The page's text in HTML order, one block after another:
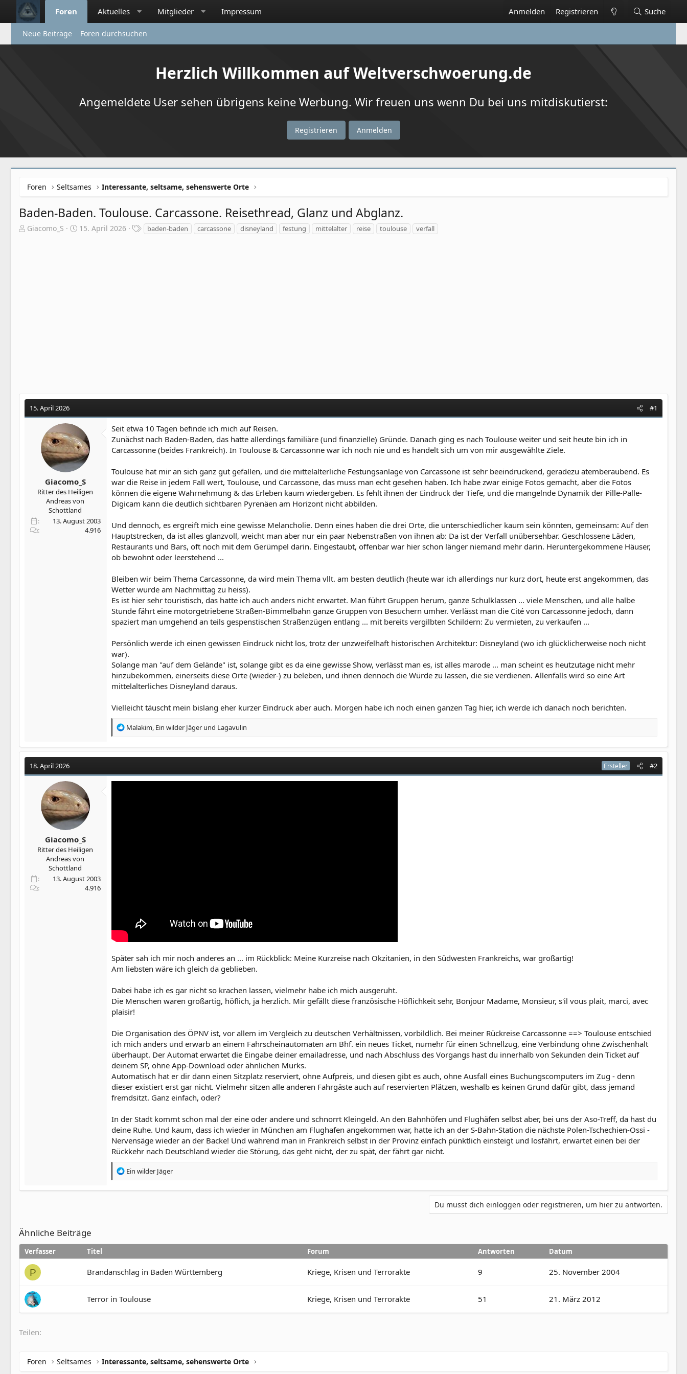
Foren Aktuelles Mitglieder Impressum Anmelden Registrieren Suche
Neue Beiträge Foren durchsuchen
Herzlich Willkommen auf Weltverschwoerung.de
Angemeldete User sehen übrigens keine Werbung. Wir freuen uns wenn Du bei uns mitdiskutierst:
Registrieren Anmelden
Foren Seltsames Interessante, seltsame, sehenswerte Orte
Baden-Baden. Toulouse. Carcassone. Reisethread, Glanz und Abglanz.
E
Giacomo_S
E15. April 2026
S
c
baden-baden carcassone disneyland festung mittelalter reise toulouse verfall
15. April 2026 #1
Giacomo_S
Ritter des Heiligen
Andreas von
Schottland
13. August 2003
4.916
Seit etwa 10 Tagen befinde ich mich auf Reisen.
Zunächst nach Baden-Baden, das hatte allerdings familiäre (und finanzielle) Gründe. Danach ging es nach Toulouse weiter und seit heute bin ich in
Carcassonne (beides Frankreich). In Toulouse & Carcassonne war ich noch nie und es handelt sich um von mir ausgewählte Ziele.
Toulouse hat mir an sich ganz gut gefallen, und die mittelalterliche Festungsanlage von Carcassone ist sehr beeindruckend, geradezu atemberaubend. Es
war die Reise in jedem Fall wert, Toulouse, und Carcassone, das muss man echt gesehen haben. Ich habe zwar einige Fotos gemacht, aber die Fotos
können die eigene Wahrnehmung & das Erleben kaum wiedergeben. Es fehlt ihnen der Eindruck der Tiefe, und die mangelnde Dynamik der Pille-Palle-
Digicam kann die deutlich sichtbaren Pyrenäen am Horizont nicht abbilden.
Und dennoch, es ergreift mich eine gewisse Melancholie. Denn eines haben die drei Orte, die unterschiedlicher kaum sein könnten, gemeinsam: Auf den
Hauptstrecken, da ist alles glanzvoll, weicht man aber nur ein paar Nebenstraßen von ihnen ab: Da ist der Verfall unübersehbar. Geschlossene Läden,
Restaurants und Bars, oft noch mit dem Gerümpel darin. Eingestaubt, offenbar war hier schon länger niemand mehr darin. Heruntergekommene Häuser,
ob bewohnt oder leerstehend ...
Bleiben wir beim Thema Carcassonne, da wird mein Thema vllt. am besten deutlich (heute war ich allerdings nur kurz dort, heute erst angekommen, das
Wetter wurde am Nachmittag zu heiss).
Es ist hier sehr touristisch, das hatte ich auch anders nicht erwartet. Man führt Gruppen herum, ganze Schulklassen ... viele Menschen, und alle halbe
Stunde fährt eine motorgetriebene Straßen-Bimmelbahn ganze Gruppen von Besuchern umher. Verlässt man die Cité von Carcassonne jedoch, dann
spaziert man umgehend an teils gespenstischen Straßenzügen entlang ... mit bereits vergilbten Schildern: Zu vermieten, zu verkaufen ...
Persönlich werde ich einen gewissen Eindruck nicht los, trotz der unzweifelhaft historischen Architektur: Disneyland (wo ich glücklicherweise noch nicht
war).
Solange man "auf dem Gelände" ist, solange gibt es da eine gewisse Show, verlässt man es, ist alles marode ... man scheint es heutzutage nicht mehr
hinzubekommen, einerseits diese Orte (wieder-) zu beleben, und ihnen dennoch die Würde zu lassen, die sie verdienen. Allenfalls wird so eine Art
mittelalterliches Disneyland daraus.
Vielleicht täuscht mein bislang eher kurzer Eindruck aber auch. Morgen habe ich noch einen ganzen Tag hier, ich werde ich danach noch berichten.
R
a
i
o
Malakim, Ein wilder Jäger und Lagavulin
18. April 2026 Ersteller #2
Giacomo_S
Ritter des Heiligen
Andreas von
Schottland
13. August 2003
4.916
Später sah ich mir noch anderes an ... im Rückblick: Meine Kurzreise nach Okzitanien, in den Südwesten Frankreichs, war großartig!
Am liebsten wäre ich gleich da geblieben.
Dabei habe ich es gar nicht so krachen lassen, vielmehr habe ich mich ausgeruht.
Die Menschen waren großartig, höflich, ja herzlich. Mir gefällt diese französische Höflichkeit sehr, Bonjour Madame, Monsieur, s'il vous plait, marci, avec
plaisir!
Die Organisation des ÖPNV ist, vor allem im Vergleich zu deutschen Verhältnissen, vorbildlich. Bei meiner Rückreise Carcassonne ==> Toulouse entschied
ich mich anders und erwarb an einem Fahrscheinautomaten am Bhf. ein neues Ticket, numehr für einen Schnellzug, eine Verbindung ohne Zwischenhalt
überhaupt. Der Automat erwartet die Eingabe deiner emailadresse, und nach Abschluss des Vorgangs hast du innerhalb von Sekunden dein Ticket auf
deinem SP, ohne App-Download oder ähnlichen Murks.
Automatisch hat er dir dann einen Sitzplatz reserviert, ohne Aufpreis, und diesen gibt es auch, ohne Ausfall eines Buchungscomputers im Zug - denn
dieser existiert erst gar nicht. Vielmehr sitzen alle anderen Fahrgäste auch auf reservierten Plätzen, weshalb es keinen Grund dafür gibt, dass jemand
fremdsitzt. Ganz einfach, oder?
In der Stadt kommt schon mal der eine oder andere und schnorrt Kleingeld. An den Bahnhöfen und Flughäfen selbst aber, bei uns der Aso-Treff, da hast du
deine Ruhe. Und kaum, dass ich wieder in München am Flughafen angekommen war, hatte ich an der S-Bahn-Station die nächste Polen-Tschechien-Ossi -
Nervensäge wieder an der Backe! Und während man in Frankreich selbst in der Provinz einfach pünktlich einsteigt und losfährt, erwartet einen bei der
Rückkehr nach Deutschland wieder die Störung, das geht nicht, der zu spät, der fährt gar nicht.
R
a
e
Ein wilder Jäger
Du musst dich einloggen oder registrieren, um hier zu antworten.
Ähnliche Beiträge
Verfasser Titel Forum Antworten Datum
P Brandanschlag in Baden Württemberg Kriege, Krisen und Terrorakte 9 25. November 2004
Terror in Toulouse Kriege, Krisen und Terrorakte 51 21. März 2012
Teilen:
Foren Seltsames Interessante, seltsame, sehenswerte Orte